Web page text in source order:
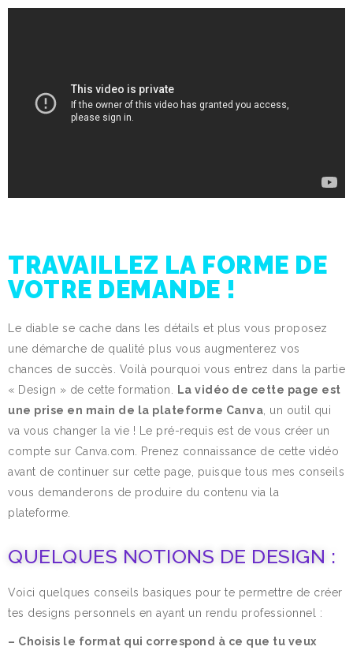
TRAVAILLEZ LA FORME DE
VOTRE DEMANDE !
Le diable se cache dans les détails et plus vous proposez
une démarche de qualité plus vous augmenterez vos
chances de succès. Voilà pourquoi vous entrez dans la partie
« Design » de cette formation.
La vidéo de cette page est
une prise en main de la plateforme Canva , un outil qui
va vous changer la vie ! Le pré-requis est de vous créer un
compte sur Canva.com. Prenez connaissance de cette vidéo
avant de continuer sur cette page, puisque tous mes conseils
vous demanderons de produire du contenu via la
plateforme.
QUELQUES NOTIONS DE DESIGN :
Voici quelques conseils basiques pour te permettre de créer
tes designs personnels en ayant un rendu professionnel :
– Choisis le format qui correspond à ce que tu veux